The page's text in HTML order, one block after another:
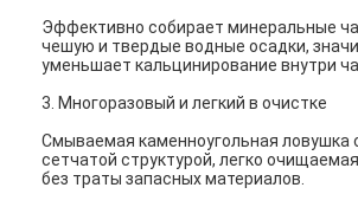
Эффективно собирает минеральные
чешую и твердые водные осадки,
уменьшает кальцинирование внутри
3. Многоразовый и легкий в очистке
Смываемая каменноугольная ловушка
сетчатой структурой, легко
без траты запасных материалов.